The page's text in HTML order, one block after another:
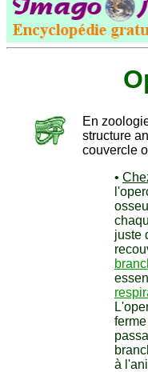
.
En
structure
couvercle
•
juste
à